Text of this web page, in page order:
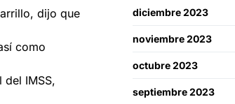
dijo que
como
IMSS,
diciembre 2023
noviembre 2023
octubre 2023
septiembre 2023